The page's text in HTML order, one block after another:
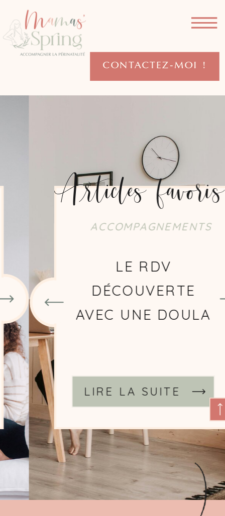
CONTACTEZ-MOI !
Articles favoris
LIRE LA SUITE
CHOISIR UNE
DOULA
SIGNATAIRE DE LA
CHARTE DOULAS
ACCOMPAGNEMENTS